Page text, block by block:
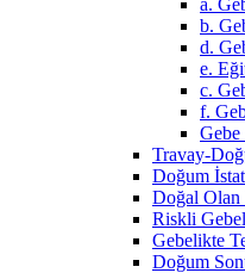
b.
d.
e.
c.
f.
Travay-
Doğum
Doğal
Riskli
Gebelikte
Doğum